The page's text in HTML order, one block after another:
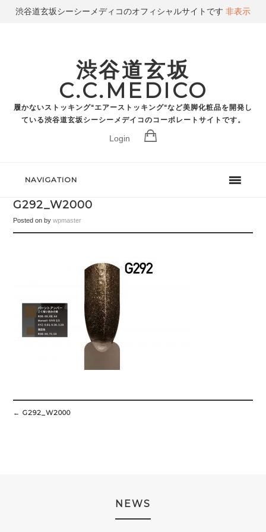
渋谷道玄坂
C.C.MEDICO
履かないストッキング"エアーストッキング"など美脚化粧品を開発し
ている渋谷道玄坂シーシーメデイコのコーポレートサイトです。
Login
NAVIGATION
G292_W2000
Posted onbywpmaster
Post
navigation
← G292_W2000
NEWS
渋谷道玄坂シーシーメディコのオフィシャルサイトです 非表示